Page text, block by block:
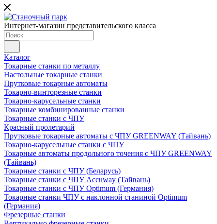
Интернет-магазин представительского класса
Каталог
Токарные станки по металлу
Настольные токарные станки
Прутковые токарные автоматы
Токарно-винторезные станки
Токарно-карусельные станки
Токарные комбинированные станки
Токарные станки с ЧПУ
Красный пролетарий
Прутковые токарные автоматы с ЧПУ GREENWAY (Тайвань)
Токарно-карусельные станки с ЧПУ
Токарные автоматы продольного точения с ЧПУ GREENWAY
(Тайвань)
Токарные станки с ЧПУ (Беларусь)
Токарные станки с ЧПУ Accuway (Тайвань)
Токарные станки с ЧПУ Optimum (Германия)
Токарные станки ЧПУ с наклонной станиной Optimum
(Германия)
Фрезерные станки